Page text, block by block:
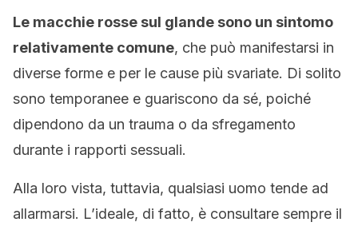
Le macchie rosse sul glande sono un sintomo
relativamente comune, che può manifestarsi in
diverse forme e per le cause più svariate. Di solito
sono temporanee e guariscono da sé, poiché
dipendono da un trauma o da sfregamento
durante i rapporti sessuali.
Alla loro vista, tuttavia, qualsiasi uomo tende ad
allarmarsi. L’ideale, di fatto, è consultare sempre il